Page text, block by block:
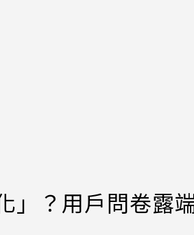
」？用戶問卷露